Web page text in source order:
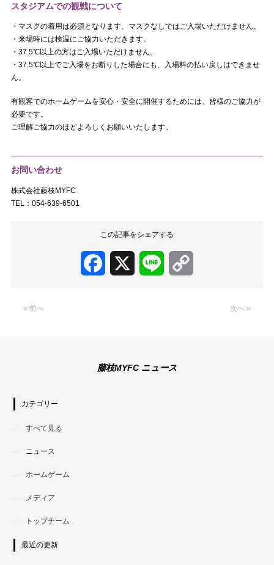
スタジアムでの観戦について
・マスクの着用は必須となります、マスクなしではご入場いただけません。
・来場時には検温にご協力いただきます。
・37.5℃以上の方はご入場いただけません。
・37.5℃以上でご入場をお断りした場合にも、入場料の払い戻しはできませ
ん。
有観客でのホームゲームを安心・安全に開催するためには、皆様のご協力が
必要です。
ご理解ご協力のほどよろしくお願いいたします。
お問い合わせ
株式会社藤枝MYFC
TEL：054-639-6501
この記事をシェアする
Facebook Line
« 前へ 次へ »
藤枝MYFC ニュース
カテゴリー
すべて見る
ニュース
ホームゲーム
メディア
トップチーム
最近の更新